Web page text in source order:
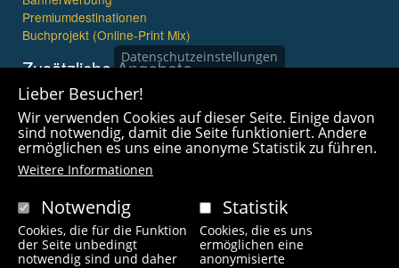
Premiumdestinationen
Buchprojekt (Online-Print Mix)
Zusätzliche Angebote
Imagefilme und mehr
360° x 360° Fotografie
Copyright © 2021 wanderfreak.de. Alle Rechte vorbehalten.
Datenschutzeinstellungen
Lieber Besucher!
Wir verwenden Cookies auf dieser Seite. Einige davon
sind notwendig, damit die Seite funktioniert. Andere
ermöglichen es uns eine anonyme Statistik zu führen.
Weitere Informationen
Notwendig
Cookies, die für die Funktion
der Seite unbedingt
notwendig sind und daher
Statistik
Cookies, die es uns
ermöglichen eine
anonymisierte